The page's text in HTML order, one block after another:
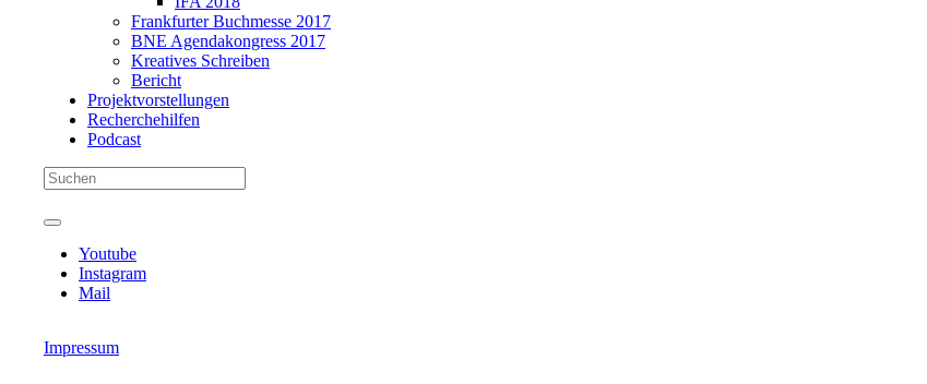
Frankfurter Buchmesse 2017
BNE Agendakongress 2017
Kreatives Schreiben
Bericht
Projektvorstellungen
Recherchehilfen
Podcast
Youtube
Instagram
Mail
Impressum